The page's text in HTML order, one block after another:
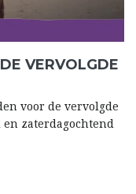
VERVOLGDE
voor de vervolgde
zaterdagochtend